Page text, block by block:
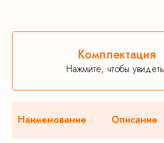
Комплектация
Нажмите, чтобы увидеть
Наименование Описание